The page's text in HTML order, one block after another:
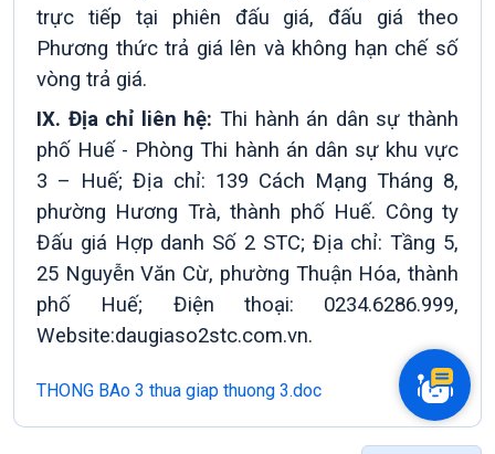
trực tiếp tại phiên đấu giá, đấu giá theo
Phương thức trả giá lên và không hạn chế số
vòng trả giá.
IX. Địa chỉ liên hệ: Thi hành án dân sự thành
phố Huế - PhòngThi hành án dân sựkhu vực
3 – Huế; Địa chỉ: 139 Cách Mạng Tháng 8,
phường Hương Trà, thành phố Huế. Công ty
Đấu giá Hợp danh Số 2 STC; Địa chỉ: Tầng 5,
25 Nguyễn Văn Cừ, phường Thuận Hóa, thành
phố Huế; Điện thoại: 0234.6286.999,
Website:daugiaso2stc.com.vn.
THONG BAo 3 thua giap thuong 3.doc